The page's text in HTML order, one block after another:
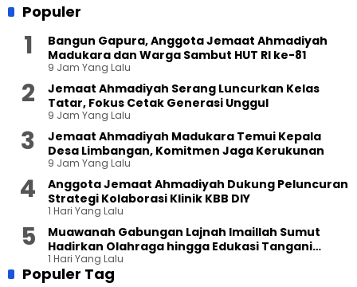
Populer
Bangun Gapura, Anggota Jemaat Ahmadiyah
Madukara dan Warga Sambut HUT RI ke-81
9 Jam Yang Lalu
Jemaat Ahmadiyah Serang Luncurkan Kelas
Tatar, Fokus Cetak Generasi Unggul
9 Jam Yang Lalu
Jemaat Ahmadiyah Madukara Temui Kepala
Desa Limbangan, Komitmen Jaga Kerukunan
9 Jam Yang Lalu
Anggota Jemaat Ahmadiyah Dukung Peluncuran
Strategi Kolaborasi Klinik KBB DIY
1 Hari Yang Lalu
Muawanah Gabungan Lajnah Imaillah Sumut
Hadirkan Olahraga hingga Edukasi Tangani
Sampah
1 Hari Yang Lalu
Populer Tag